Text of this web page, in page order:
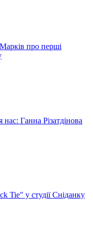
Марків про перші
Ганна Різатдінова
Tie" у студії Сніданку